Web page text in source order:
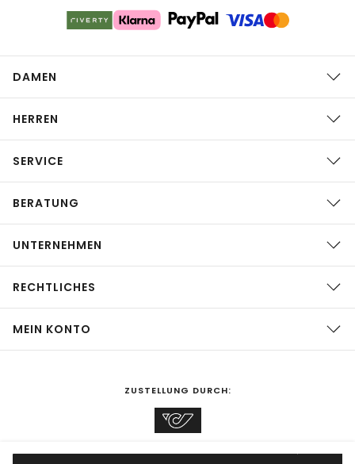
DAMEN
HERREN
SERVICE
BERATUNG
UNTERNEHMEN
RECHTLICHES
MEIN KONTO
ZUSTELLUNG DURCH: